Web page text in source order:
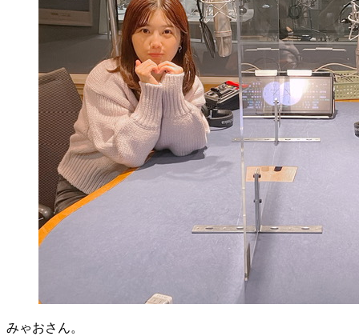
みゃおさん。